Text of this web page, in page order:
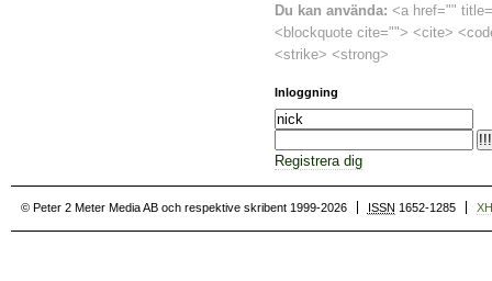
Du kan använda: <a href=""
<blockquote cite=""> <cite>
<strike> <strong>
Inloggning
Registrera dig
© Peter 2 Meter Media AB och respektive skribent 1999-2026 ISSN 1652-1285